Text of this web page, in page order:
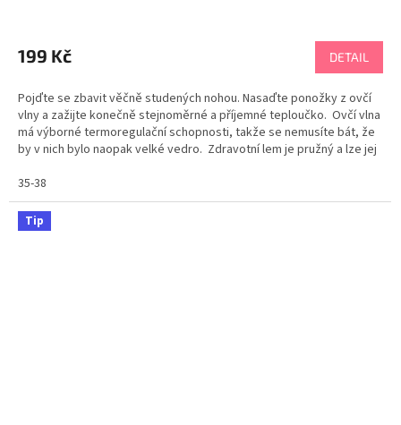
produktu
je
z
5
hvězdiček.
199 Kč DETAIL
Pojďte se zbavit věčně studených nohou. Nasaďte ponožky z ovčí
vlny a zažijte konečně stejnoměrné a příjemné teploučko. Ovčí vlna
má výborné termoregulační schopnosti, takže se nemusíte bát, že
by v nich bylo naopak velké vedro. Zdravotní lem je pružný a lze jej
35-38
Tip